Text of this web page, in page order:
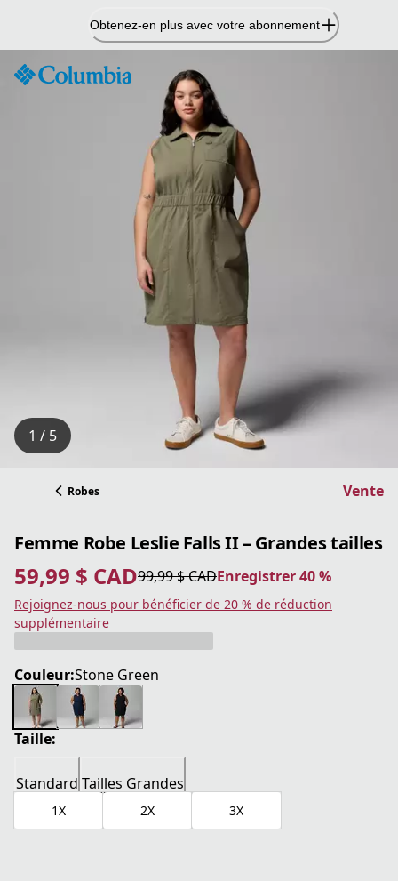
contenu
Obtenez-en plus avec votre abonnement
1 / 5
Robes Vente
Femme Robe Leslie Falls II – Grandes tailles
59,99 $ CAD
prix actuel 59,99 $ CAD99,99 $ CAD
prix original 99,99 $ CAD Enregistrer 40 %
Enregistrer 40 %
Rejoignez-nous pour bénéficier de 20 % de réduction
supplémentaire
Couleur:Stone Green
Taille:
Standard Tailles Grandes
1X 2X 3X